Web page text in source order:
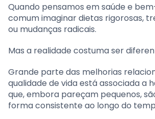
Quando pensamos em saúde e
comum imaginar dietas rigorosas,
ou mudanças radicais.
Mas a realidade costuma ser
Grande parte das melhorias
qualidade de vida está associada a
que, embora pareçam pequenos,
forma consistente ao longo do